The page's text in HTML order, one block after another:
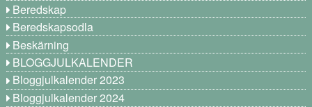
Beredskap
Beredskapsodla
Beskärning
BLOGGJULKALENDER
Bloggjulkalender 2023
Bloggjulkalender 2024